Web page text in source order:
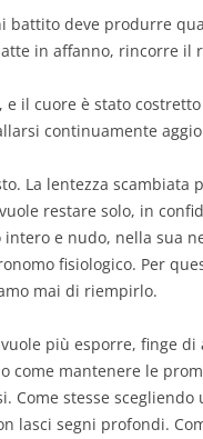
battito deve produrre
in affanno, rincorre il
e il cuore è stato
continuamente
La lentezza scambiata
restare solo, in
e nudo, nella sua
fisiologico. Per
mai di riempirlo.
più esporre, finge
come mantenere le
Come stesse
lasci segni profondi.